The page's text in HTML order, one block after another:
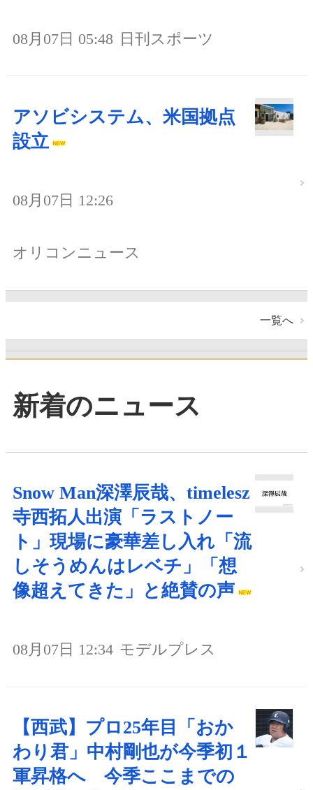
08月07日 05:48 日刊スポーツ
アソビシステム、米国拠点
設立
08月07日 12:26
オリコンニュース
一覧へ
新着のニュース
Snow Man深澤辰哉、timelesz
寺西拓人出演「ラストノー
ト」現場に豪華差し入れ「流
しそうめんはレベチ」「想
像超えてきた」と絶賛の声
08月07日 12:34 モデルプレス
【西武】プロ25年目「おか
わり君」中村剛也が今季初１
軍昇格へ 今季ここまでの